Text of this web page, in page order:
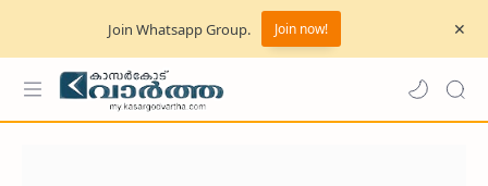
Join Whatsapp Group. Join now!